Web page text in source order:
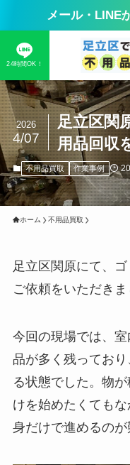
メール・LINE
24時間OK！
足立区関
用品回収
2026
4/07
不用品買取 作業事例
ホーム 不用品買取
足立区関原にて、
ご依頼をいただきま
今回の現場では、
品が多く残ってお
る状態でした。物
けを始めたくても
身だけで進めるのが